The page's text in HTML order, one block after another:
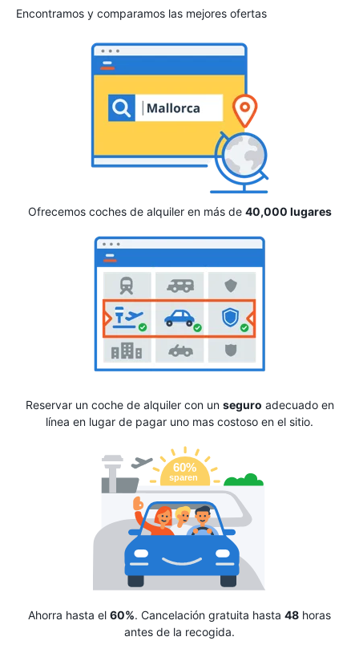
Encontramos y comparamos las mejores ofertas
Ofrecemos coches de alquiler en más de 40,000 lugares
Reservar un coche de alquiler con un seguro adecuado en
línea en lugar de pagar uno mas costoso en el sitio.
Ahorra hasta el 60%. Cancelación gratuita hasta 48 horas
antes de la recogida.